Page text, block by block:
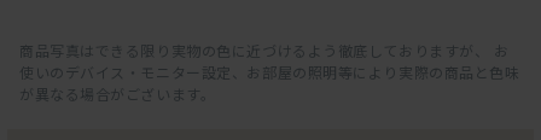
商品写真はできる限り実物の色に近づけるよう徹底しておりますが、 お
使いのデバイス・モニター設定、お部屋の照明等により実際の商品と色味
が異なる場合がございます。